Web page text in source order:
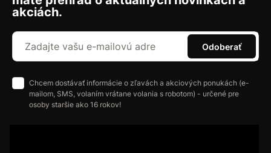
akciách.
Odoberať
Chcem dostávať informácie o zľavách a akciových ponukách (e-
mailom, SMS, volaním vrátane volania s robotom) - určené pre
osoby staršie ako 16 rokov!